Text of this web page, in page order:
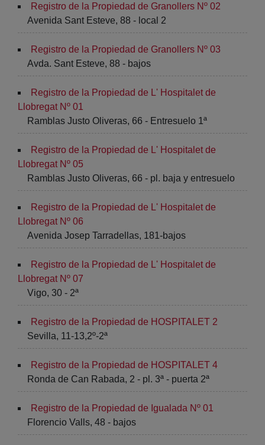
Registro de la Propiedad de Granollers Nº 02
Avenida Sant Esteve, 88 - local 2
Registro de la Propiedad de Granollers Nº 03
Avda. Sant Esteve, 88 - bajos
Registro de la Propiedad de L' Hospitalet de
Llobregat Nº 01
Ramblas Justo Oliveras, 66 - Entresuelo 1ª
Registro de la Propiedad de L' Hospitalet de
Llobregat Nº 05
Ramblas Justo Oliveras, 66 - pl. baja y entresuelo
Registro de la Propiedad de L' Hospitalet de
Llobregat Nº 06
Avenida Josep Tarradellas, 181-bajos
Registro de la Propiedad de L' Hospitalet de
Llobregat Nº 07
Vigo, 30 - 2ª
Registro de la Propiedad de HOSPITALET 2
Sevilla, 11-13,2º-2ª
Registro de la Propiedad de HOSPITALET 4
Ronda de Can Rabada, 2 - pl. 3ª - puerta 2ª
Registro de la Propiedad de Igualada Nº 01
Florencio Valls, 48 - bajos